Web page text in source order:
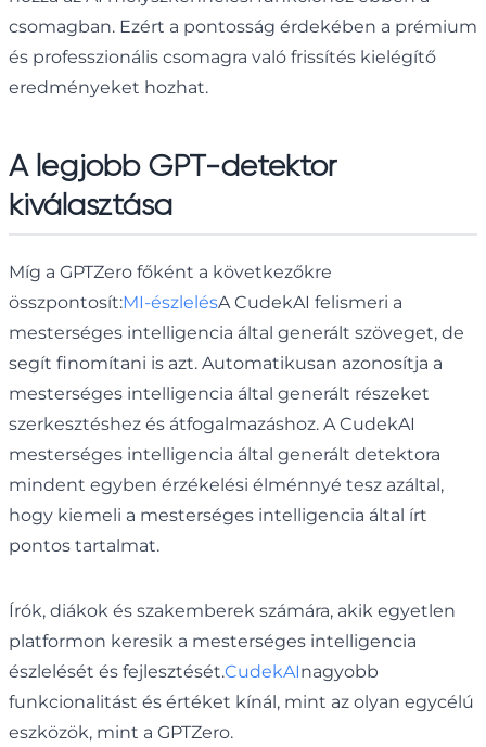
csomagban. Ezért a pontosság érdekében a prémium
és professzionális csomagra való frissítés kielégítő
eredményeket hozhat.
A legjobb GPT-detektor
kiválasztása
Míg a GPTZero főként a következőkre
összpontosít:MI-észlelésA CudekAI felismeri a
mesterséges intelligencia által generált szöveget, de
segít finomítani is azt. Automatikusan azonosítja a
mesterséges intelligencia által generált részeket
szerkesztéshez és átfogalmazáshoz. A CudekAI
mesterséges intelligencia által generált detektora
mindent egyben érzékelési élménnyé tesz azáltal,
hogy kiemeli a mesterséges intelligencia által írt
pontos tartalmat.
Írók, diákok és szakemberek számára, akik egyetlen
platformon keresik a mesterséges intelligencia
észlelését és fejlesztését.CudekAInagyobb
funkcionalitást és értéket kínál, mint az olyan egycélú
eszközök, mint a GPTZero.